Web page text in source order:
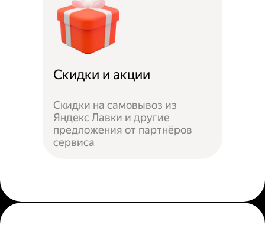
Скидки и акции
Скидки на самовывоз из
Яндекс Лавки и другие
предложения от партнёров
сервиса